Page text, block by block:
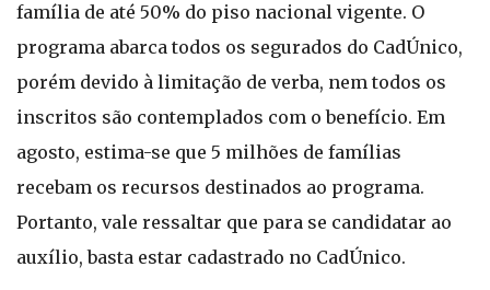
família de até 50% do piso nacional vigente. O
programa abarca todos os segurados do CadÚnico,
porém devido à limitação de verba, nem todos os
inscritos são contemplados com o benefício. Em
agosto, estima-se que 5 milhões de famílias
recebam os recursos destinados ao programa.
Portanto, vale ressaltar que para se candidatar ao
auxílio, basta estar cadastrado no CadÚnico.